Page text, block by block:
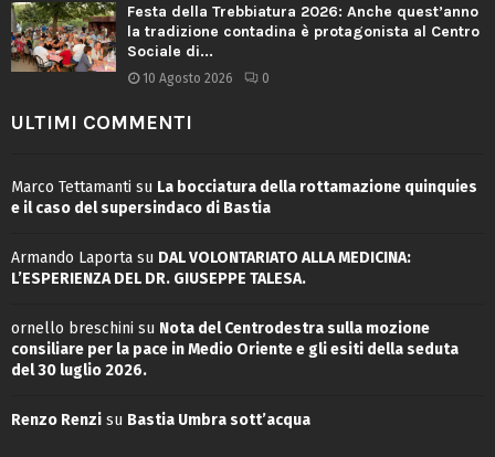
Festa della Trebbiatura 2026: Anche quest’anno
la tradizione contadina è protagonista al Centro
Sociale di...
10 Agosto 2026 0
ULTIMI COMMENTI
Marco Tettamanti su La bocciatura della rottamazione quinquies
e il caso del supersindaco di Bastia
Armando Laporta su DAL VOLONTARIATO ALLA MEDICINA:
L’ESPERIENZA DEL DR. GIUSEPPE TALESA.
ornello breschini su Nota del Centrodestra sulla mozione
consiliare per la pace in Medio Oriente e gli esiti della seduta
del 30 luglio 2026.
Renzo Renzi su Bastia Umbra sott’acqua